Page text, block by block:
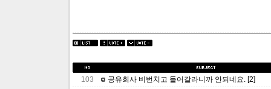
103 공유회사 비번치고 들어갈라니까 안되네요. [2]